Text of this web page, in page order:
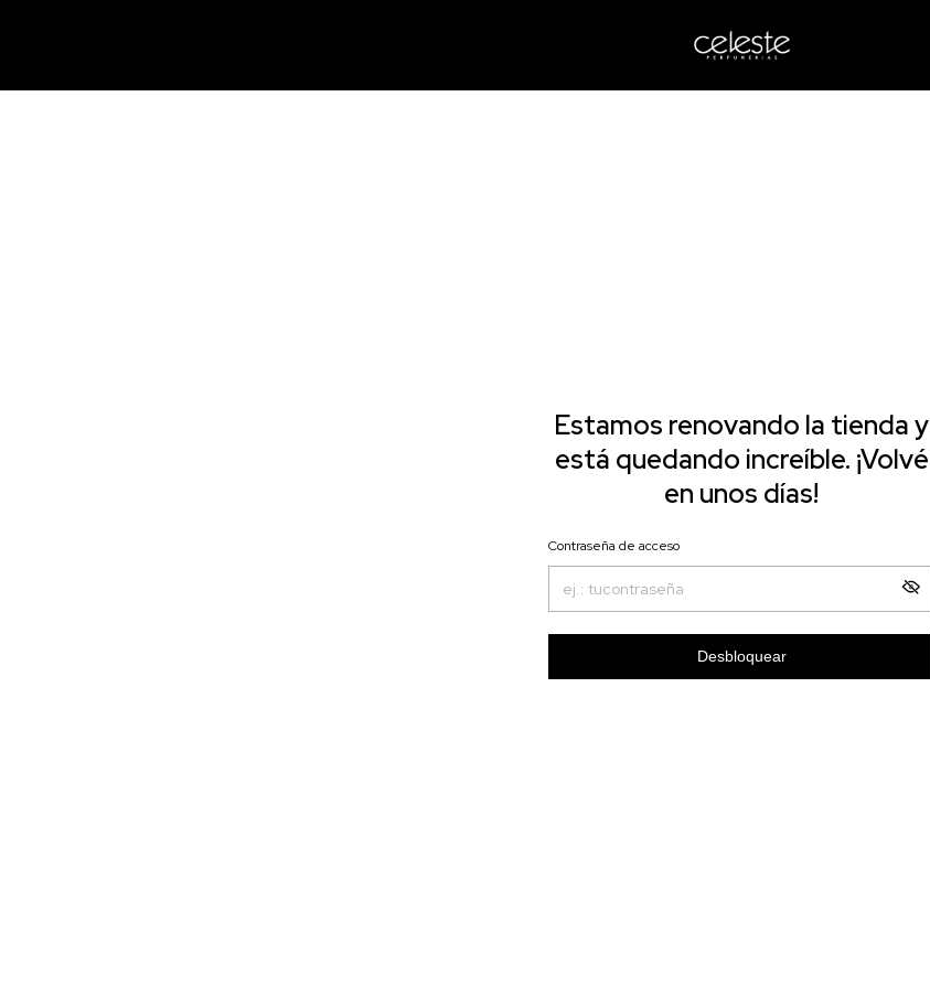
Estamos renovando la tienda y
está quedando increíble. ¡Volvé
en unos días!
Contraseña de acceso
Desbloquear